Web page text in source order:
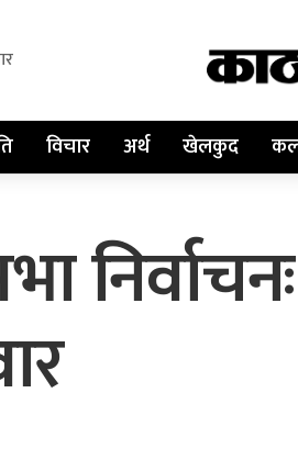
विचार अर्थ खेलकुद